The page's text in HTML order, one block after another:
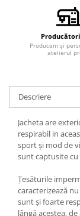
Producem și
atelierul
Descriere
Jachetaare
respirabil in
sport și mod de
sunt captusite
Țesăturile
caracterizează
sunt și foarte
lângă acestea,